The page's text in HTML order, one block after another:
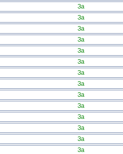
За
За
За
За
За
За
За
За
За
За
За
За
За
За